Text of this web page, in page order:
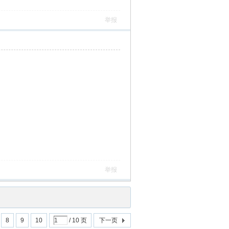
举报
举报
8 9 10 / 10 页 下一页